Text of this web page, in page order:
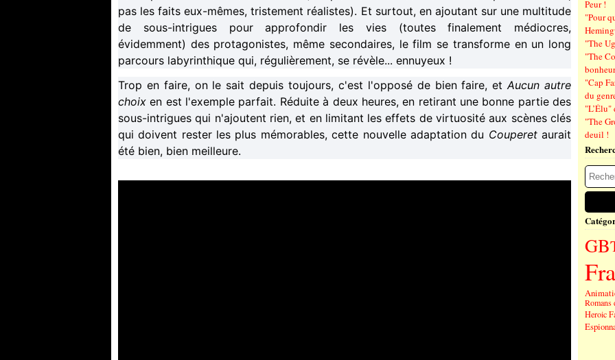
pas les faits eux-mêmes, tristement réalistes). Et surtout, en ajoutant sur une multitude
de sous-intrigues pour approfondir les vies (toutes finalement médiocres,
évidemment) des protagonistes, même secondaires, le film se transforme en un long
parcours labyrinthique qui, régulièrement, se révèle... ennuyeux !
Trop en faire, on le sait depuis toujours, c'est l'opposé de bien faire, et Aucun autre
choix en est l'exemple parfait. Réduite à deux heures, en retirant une bonne partie des
sous-intrigues qui n'ajoutent rien, et en limitant les effets de virtuosité aux scènes clés
qui doivent rester les plus mémorables, cette nouvelle adaptation du Couperetaurait
été bien, bien meilleure.
Peur !
"Pour
"The
"The
bonheur
"Cap
du
"L’Élu"
"The
deuil !
GB
Romans
Heroic